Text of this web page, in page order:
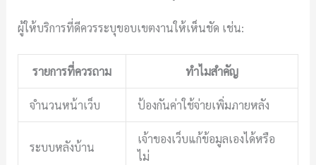
ผู้ให้บริการที่ดีควรระบุขอบเขตงานให้เห็นชัด เช่น:
รายการที่ควรถาม ทำไมสำคัญ
จำนวนหน้าเว็บ ป้องกันค่าใช้จ่ายเพิ่มภายหลัง
ระบบหลังบ้าน
เจ้าของเว็บแก้ข้อมูลเองได้หรือ
ไม่